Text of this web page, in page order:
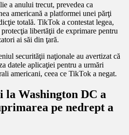
a anului trecut, prevedea ca
americană a platformei unei părţi
totală. TikTok a contestat legea,
protecţia libertăţii de exprimare pentru
ai săi din ţară.
securităţii naţionale au avertizat că
datele aplicaţiei pentru a urmări
americani, ceea ce TikTok a negat.
la Washington DC a
pe nedrept a